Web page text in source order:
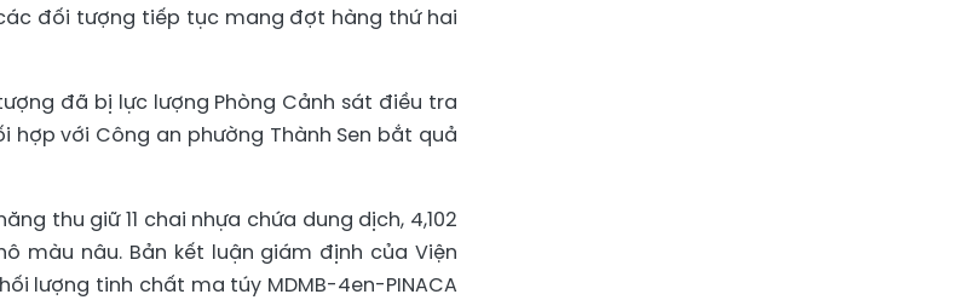
đối tượng tiếp tục mang đợt hàng thứ hai
đã bị lực lượng Phòng Cảnh sát điều tra
với Công an phường Thành Sen bắt quả
thu giữ 11 chai nhựa chứa dung dịch, 4,102
màu nâu. Bản kết luận giám định của Viện
lượng tinh chất ma túy MDMB-4en-PINACA